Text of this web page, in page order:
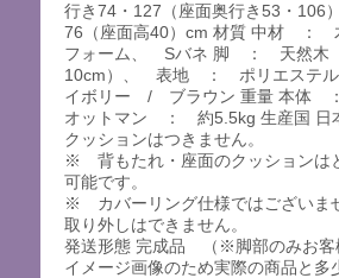
行き74・127（座面奥行き53・
76（座面高40）cm 材質 中材 ：
フォーム、 Sバネ 脚 ： 天然木
10cm）、 表地 ： ポリエステル
イボリー / ブラウン 重量 本体
オットマン ： 約5.5kg 生産国
クッションはつきません。
※ 背もたれ・座面のクッションは
可能です。
※ カバーリング仕様ではございま
取り外しはできません。
発送形態 完成品 （※脚部のみお客
イメージ画像のため実際の商品と多